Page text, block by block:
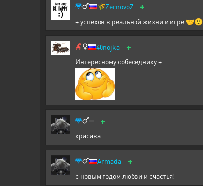
🌾ZernovoZ +
+ успехов в реальной жизни и игре 🤝🙂
40nojka +
Интересному собеседнику +
+
красава
Armada +
с новым годом любви и счастья!